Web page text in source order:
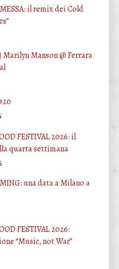
il remix dei Cold
Marilyn Manson @ Ferrara
FESTIVAL 2026: il
quarta settimana
una data a Milano a
FESTIVAL 2026:
“Music, not War”